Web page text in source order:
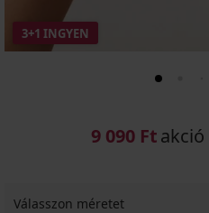
3+1 INGYEN
9 090 Ftakció
Válasszon méretet